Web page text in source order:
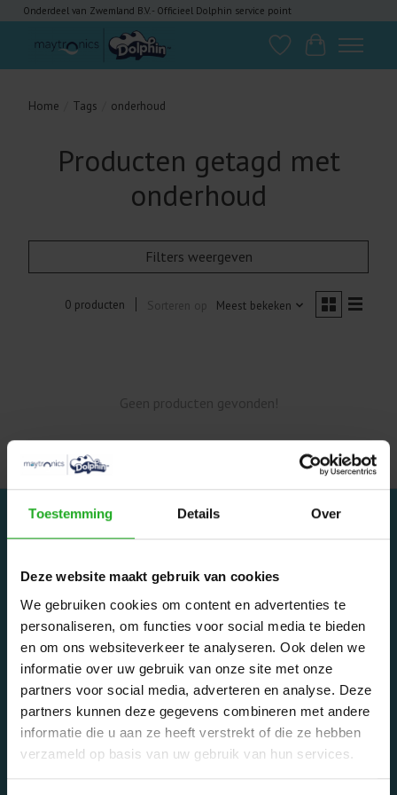
Toestemming Details Over
Deze website maakt gebruik van cookies
We gebruiken cookies om content en advertenties te
personaliseren, om functies voor social media te bieden
en om ons websiteverkeer te analyseren. Ook delen we
informatie over uw gebruik van onze site met onze
partners voor social media, adverteren en analyse. Deze
partners kunnen deze gegevens combineren met andere
informatie die u aan ze heeft verstrekt of die ze hebben
verzameld op basis van uw gebruik van hun services.
Onderdeel van Zwemland B.V. - Officieel Dolphin service point
VerlanglijstWinkelwagen
Home Tags onderhoud
Producten getagd met
onderhoud
Filters weergeven
0 producten Sorteren op Meest bekeken
Geen producten gevonden!
Dolphinrobot - Onderdeel van Zwemland B.V. www.zwemland.nl
Categorieën
Privé zwembaden
Openbare zwembaden